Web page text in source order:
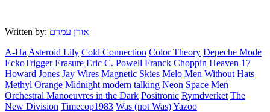
Written by: אורן עמרם
A-Ha Asteroid Lily Cold Connection Color Theory Depeche Mode
EckoTrigger Erasure Eric C. Powell Franck Choppin Heaven 17
Howard Jones Jay Wires Magnetic Skies Melo Men Without Hats
Methyl Orange Midnight modern talking Neon Space Men
Orchestral Manoeuvres in the Dark Positronic Rymdverket The
New Division Timecop1983 Was (not Was)Yazoo